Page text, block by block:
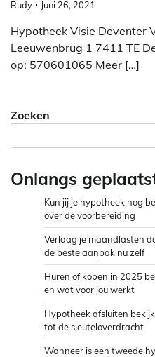
Rudy Juni 26, 2021
Hypotheek Visie Deventer
Leeuwenbrug 1 7411 TE
op: 570601065 Meer […]
Zoeken
Onlangs
Kun jij je hypotheek nog
over de voorbereiding
Verlaag je maandlasten
de beste aanpak nu zelf
Huren of kopen in 2025
en wat voor jou werkt
Hypotheek afsluiten
tot de sleuteloverdracht
Wanneer is een tweede